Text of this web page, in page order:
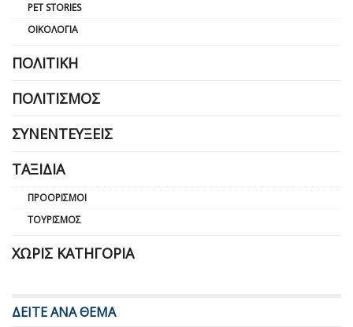
PET STORIES
ΟΙΚΟΛΟΓΊΑ
ΠΟΛΙΤΙΚΉ
ΠΟΛΙΤΙΣΜΌΣ
ΣΥΝΕΝΤΕΎΞΕΙΣ
ΤΑΞΊΔΙΑ
ΠΡΟΟΡΙΣΜΟΊ
ΤΟΥΡΙΣΜΌΣ
ΧΩΡΊΣ ΚΑΤΗΓΟΡΊΑ
ΔΕΙΤΕ ΑΝΑ ΘΕΜΑ